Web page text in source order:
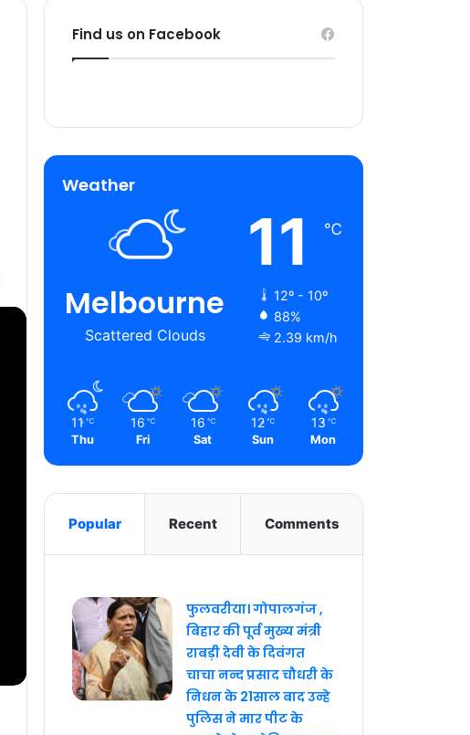
Find us on Facebook
Weather
Melbourne
Scattered Clouds
11 ℃
12º - 10º
88%
2.39 km/h
11 ℃
Thu
16 ℃
Fri
16 ℃
Sat
12 ℃
Sun
13 ℃
Mon
Popular Recent Comments
फुलवरीया। गोपालगंज ,
बिहार की पूर्व मुख्य मंत्री
राबड़ी देवी के दिवंगत
चाचा नन्द प्रसाद चौधरी के
निधन के 21साल बाद उन्हे
पुलिस ने मार पीट के